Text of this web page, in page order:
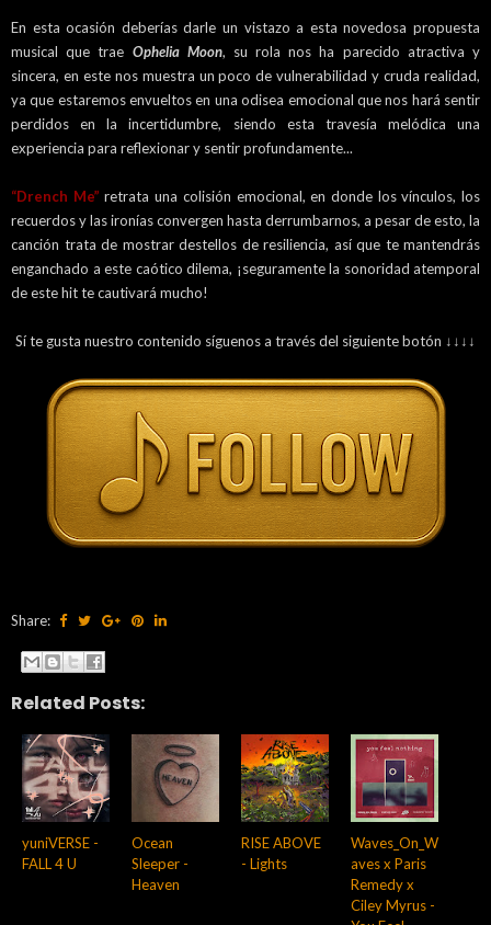
En esta ocasión deberías darle un vistazo a esta novedosa propuesta
musical que trae Ophelia Moon, su rola nos ha parecido atractiva y
sincera, en este nos muestra un poco de vulnerabilidad y cruda realidad,
ya que estaremos envueltos en una odisea emocional que nos hará sentir
perdidos en la incertidumbre, siendo esta travesía melódica una
experiencia para reflexionar y sentir profundamente...
“Drench Me”retrata una colisión emocional, en donde los vínculos, los
recuerdos y las ironías convergen hasta derrumbarnos, a pesar de esto, la
canción trata de mostrar destellos de resiliencia, así que te mantendrás
enganchado a este caótico dilema, ¡seguramente la sonoridad atemporal
de este hit te cautivará mucho!
Sí te gusta nuestro contenido síguenos a través del siguiente botón ↓↓↓↓
Share:
Related Posts:
yuniVERSE -
FALL 4 U
Ocean
Sleeper -
Heaven
RISE ABOVE
- Lights
Waves_On_W
aves x Paris
Remedy x
Ciley Myrus -